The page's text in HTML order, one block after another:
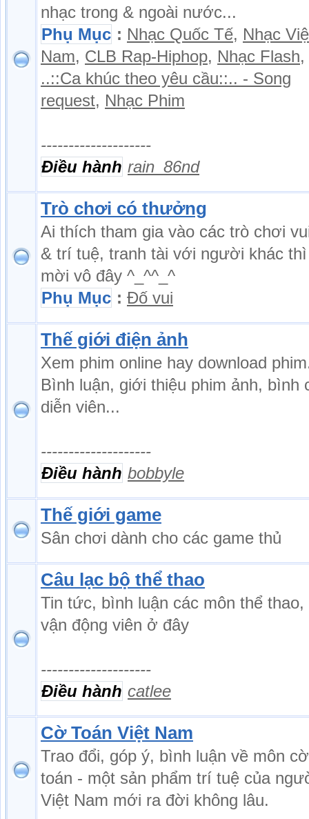
nhạc trong & ngoài nước...
Phụ Mục : Nhạc Quốc Tế, Nhạc
Nam, CLB Rap-Hiphop, Nhạc Flash,
..::Ca khúc theo yêu cầu::.. - Song
request, Nhạc Phim
--------------------
Điều hành rain_86nd
Trò chơi có thưởng
Ai thích tham gia vào các trò chơi
& trí tuệ, tranh tài với người khác
mời vô đây ^_^^_^
Phụ Mục : Đố vui
Thế giới điện ảnh
Xem phim online hay download
Bình luận, giới thiệu phim ảnh, bình
diễn viên...
--------------------
Điều hành bobbyle
Thế giới game
Sân chơi dành cho các game thủ
Câu lạc bộ thể thao
Tin tức, bình luận các môn thể thao,
vận động viên ở đây
--------------------
Điều hành catlee
Cờ Toán Việt Nam
Trao đổi, góp ý, bình luận về môn cờ
toán - một sản phẩm trí tuệ của
Việt Nam mới ra đời không lâu.